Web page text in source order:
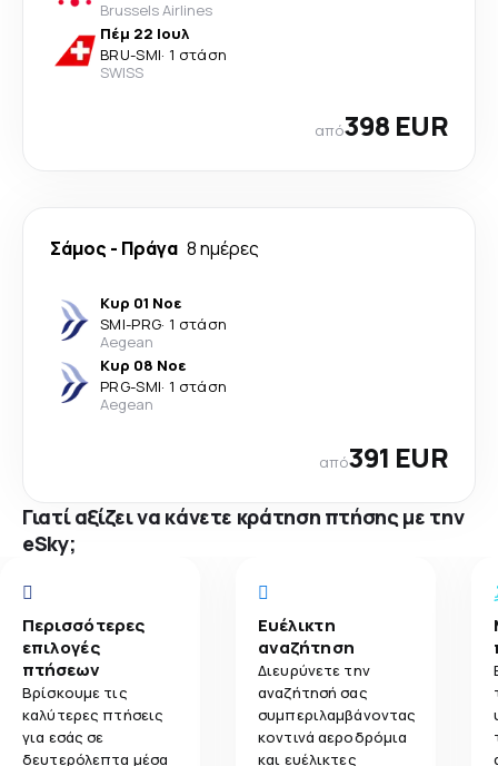
Brussels Airlines
Πέμ 22 Ιουλ
BRU-SMI· 1 στάση
SWISS
από398 EUR
Σάμος - Πράγα 8 ημέρες
Κυρ 01 Νοε
SMI-PRG· 1 στάση
Aegean
Κυρ 08 Νοε
PRG-SMI· 1 στάση
Aegean
από391 EUR
Γιατί αξίζει να κάνετε κράτηση πτήσης με την
eSky;
Περισσότερες
επιλογές
πτήσεων
Βρίσκουμε τις
καλύτερες πτήσεις
για εσάς σε
δευτερόλεπτα μέσα
Ευέλικτη
αναζήτηση
Διευρύνετε την
αναζήτησή σας
συμπεριλαμβάνοντας
κοντινά αεροδρόμια
και ευέλικτες